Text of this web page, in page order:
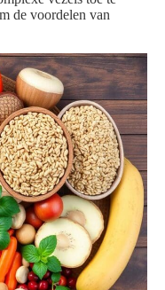
de voordelen van